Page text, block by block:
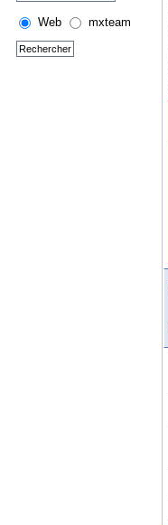
Web mxteam